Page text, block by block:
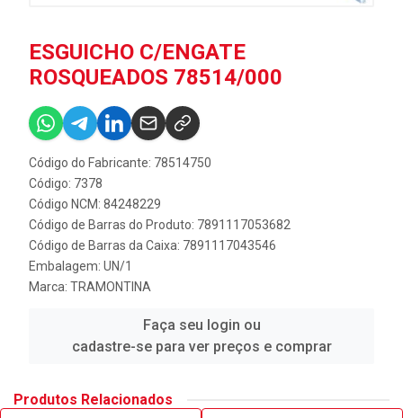
ESGUICHO C/ENGATE
ROSQUEADOS 78514/000
Código do Fabricante: 78514750
Código: 7378
Código NCM: 84248229
Código de Barras do Produto: 7891117053682
Código de Barras da Caixa: 7891117043546
Embalagem: UN/1
Marca: TRAMONTINA
Faça seu login ou
cadastre-se para ver preços e comprar
Produtos Relacionados